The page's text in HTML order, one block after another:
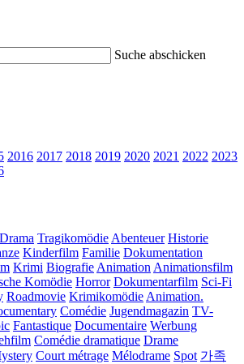
Suche abschicken
2016 2017 2018 2019 2020 2021 2022 2023
Drama TragikomödieAbenteuer Historie
Kinderfilm Familie Dokumentation
Krimi BiografieAnimationAnimationsfilm
Komödie Horror Dokumentarfilm Sci-Fi
Roadmovie KrimikomödieAnimation.
Comédie Jugendmagazin TV-
Fantastique Documentaire Werbung
Comédie dramatique Drame
Court métrage Mélodrame Spot 가족